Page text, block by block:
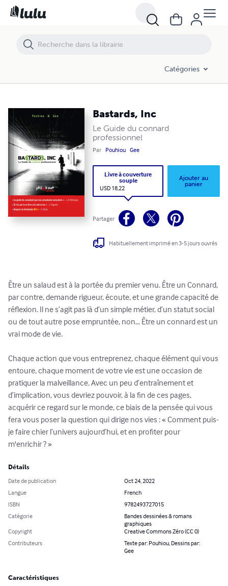
Catégories
Bastards, Inc
Le Guide du connard
professionnel
Par Pouhiou Gee
Livre à couverture
souple
USD 18,22
Ajouter au
panier
Partager
Habituellement imprimé en 3-5 jours ouvrés
Être un salaud est à la portée du premier venu. Être un Connard,
par contre, demande rigueur, écoute, et une grande capacité de
réflexion. Il ne s’agit pas là d’un simple métier, d’un statut social
ou de tout autre pose empruntée, non… Être un connard est un
vrai mode de vie.
Chaque action que vous entreprenez, chaque élément qui vous
entoure, chaque moment de votre vie est une occasion de
pratiquer la malveillance. Avec un peu d’entraînement et
d’implication, vous devriez pouvoir, à la fin de ces pages,
acquérir ce regard sur le monde, ce biais de la pensée qui vous
fera vous poser la question qui dirige nos vies : « Comment puis-
je faire chier l’univers aujourd’hui, et en profiter pour
m'enrichir ? »
Détails
Date de publication
Oct 24, 2022
Langue
French
ISBN
9782493727015
Catégorie
Bandes dessinées & romans
graphiques
Copyright
Creative Commons Zéro (CC 0)
Contributeurs
Texte par: Pouhiou, Dessins par:
Gee
Caractéristiques
Bastards, Inc